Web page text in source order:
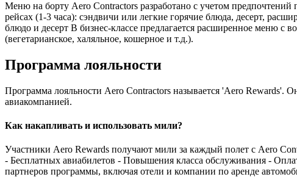
Меню на борту Aero Contractors разработано с учетом предпочтений
рейсах (1-3 часа): сэндвичи или легкие горячие блюда, десерт,
блюдо и десерт В бизнес-классе предлагается расширенное меню с
(вегетарианское, халяльное, кошерное и т.д.).
Программа лояльности
Программа лояльности Aero Contractors называется 'Aero Rewards'.
авиакомпанией.
Как накапливать и использовать мили?
Участники Aero Rewards получают мили за каждый полет с Aero
- Бесплатных авиабилетов - Повышения класса обслуживания -
партнеров программы, включая отели и компании по аренде